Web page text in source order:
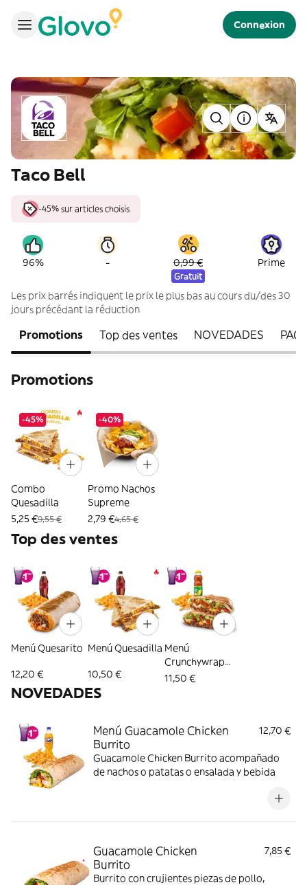
Connexion
Taco Bell
-45% sur articles choisis
96% - 0,99 €
Gratuit
Prime
Les prix barrés indiquent le prix le plus bas au cours du/des 30
jours précédant la réduction
Promotions Top des ventes NOVEDADES
Promotions
-45%
Combo
Quesadilla
5,25 €9,55 €
-40%
Promo Nachos
Supreme
2,79 €4,65 €
Top des ventes
Menú Quesarito
12,20 €
Menú Quesadilla
10,50 €
Menú
Crunchywrap
Supreme
11,50 €
NOVEDADES
Menú Guacamole Chicken
Burrito
12,70 €
Guacamole Chicken Burrito acompañado
de nachos o patatas o ensalada y bebida
Guacamole Chicken
Burrito
7,85 €
Burrito con crujientes piezas de pollo,